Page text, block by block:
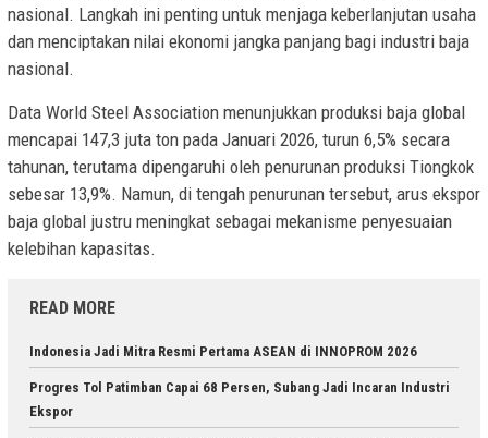
nasional. Langkah ini penting untuk menjaga keberlanjutan usaha
dan menciptakan nilai ekonomi jangka panjang bagi industri baja
nasional.
Data World Steel Association menunjukkan produksi baja global
mencapai 147,3 juta ton pada Januari 2026, turun 6,5% secara
tahunan, terutama dipengaruhi oleh penurunan produksi Tiongkok
sebesar 13,9%. Namun, di tengah penurunan tersebut, arus ekspor
baja global justru meningkat sebagai mekanisme penyesuaian
kelebihan kapasitas.
READ MORE
Indonesia Jadi Mitra Resmi Pertama ASEAN di INNOPROM 2026
Progres Tol Patimban Capai 68 Persen, Subang Jadi Incaran Industri
Ekspor